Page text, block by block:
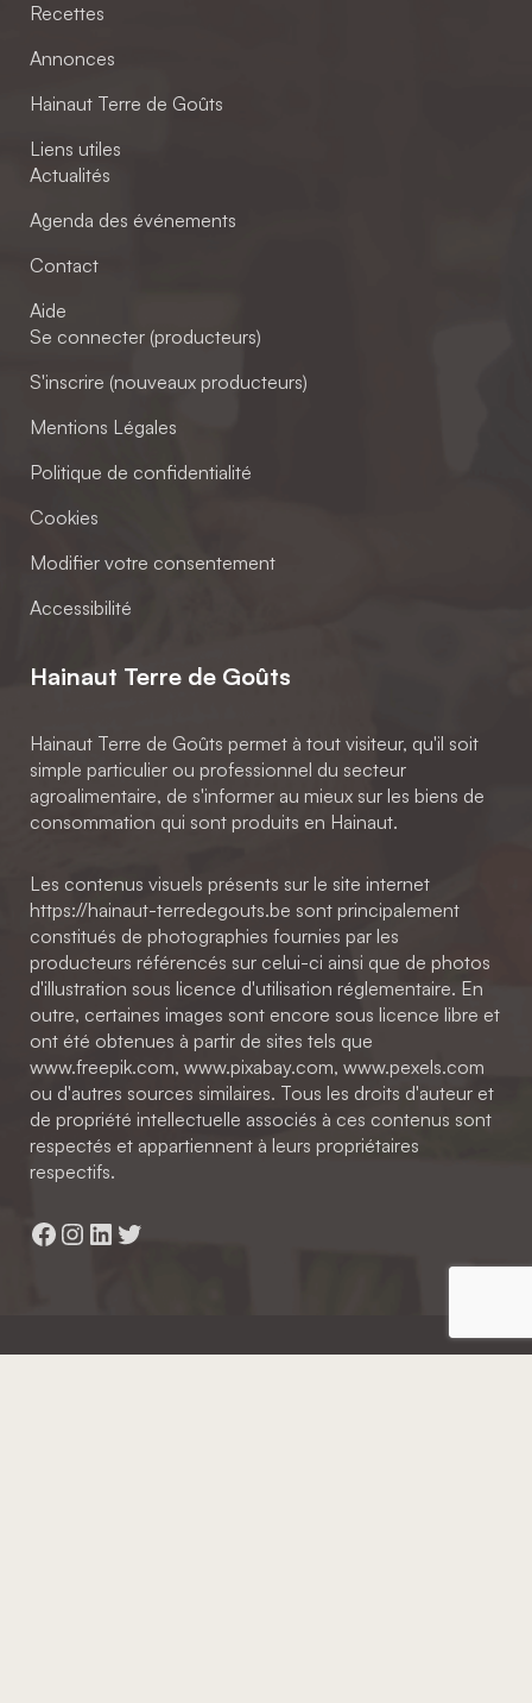
Recettes
Annonces
Hainaut Terre de Goûts
Liens utiles
Actualités
Agenda des événements
Contact
Aide
Se connecter (producteurs)
S'inscrire (nouveaux producteurs)
Mentions Légales
Politique de confidentialité
Cookies
Modifier votre consentement
Accessibilité
Hainaut Terre de Goûts
Hainaut Terre de Goûts permet à tout visiteur, qu'il soit
simple particulier ou professionnel du secteur
agroalimentaire, de s'informer au mieux sur les biens de
consommation qui sont produits en Hainaut.
Les contenus visuels présents sur le site internet
https://hainaut-terredegouts.be sont principalement
constitués de photographies fournies par les
producteurs référencés sur celui-ci ainsi que de photos
d'illustration sous licence d'utilisation réglementaire. En
outre, certaines images sont encore sous licence libre et
ont été obtenues à partir de sites tels que
www.freepik.com, www.pixabay.com, www.pexels.com
ou d'autres sources similaires. Tous les droits d'auteur et
de propriété intellectuelle associés à ces contenus sont
respectés et appartiennent à leurs propriétaires
respectifs.
Facebook
Instagram
LinkedIn
Twitter